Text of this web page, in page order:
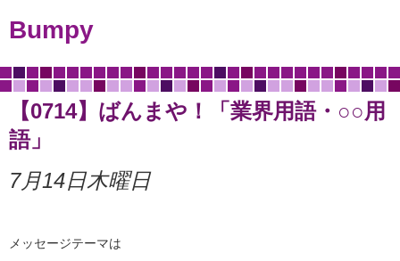
Bumpy
【0714】ばんまや！「業界用語・○○用
語」
7月14日木曜日
メッセージテーマは